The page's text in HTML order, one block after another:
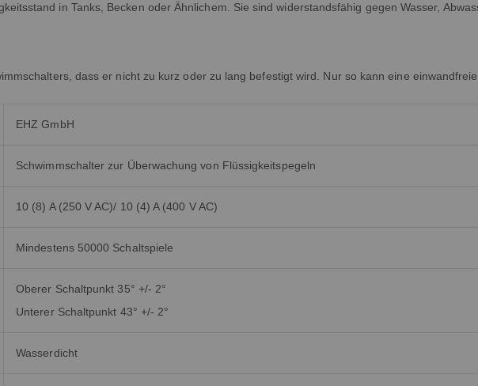
in Tanks, Becken oder Ähnlichem. Sie sind widerstandsfähig gegen Wasser,
dass er nicht zu kurz oder zu lang befestigt wird. Nur so kann eine
EHZ GmbH
Schwimmschalter zur Überwachung von Flüssigkeitspegeln
10 (8) A (250 V AC)/ 10 (4) A (400 V AC)
Mindestens 50000 Schaltspiele
Oberer Schaltpunkt 35° +/- 2°
Unterer Schaltpunkt 43° +/- 2°
Wasserdicht